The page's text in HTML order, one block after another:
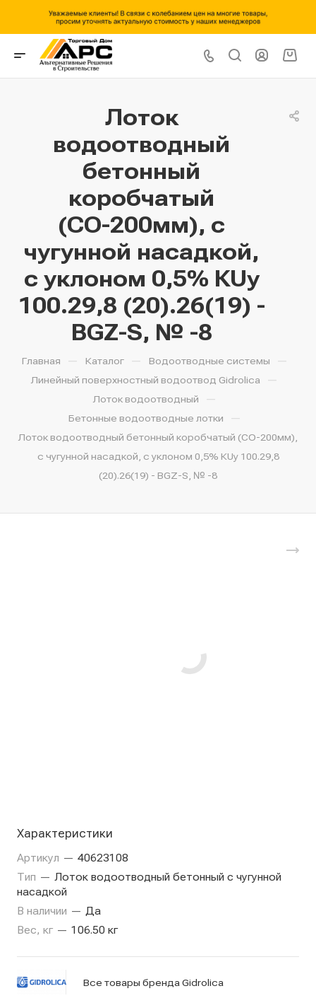
Лоток
водоотводный
бетонный
коробчатый
(СО-200мм), с
чугунной насадкой,
с уклоном 0,5% КUу
100.29,8 (20).26(19) -
BGZ-S, № -8
Главная — Каталог — Водоотводные системы —
Линейный поверхностный водоотвод Gidrolica —
Лоток водоотводный —
Бетонные водоотводные лотки —
Лоток водоотводный бетонный коробчатый (СО-200мм),
с чугунной насадкой, с уклоном 0,5% КUу 100.29,8
(20).26(19) - BGZ-S, № -8
Характеристики
Артикул — 40623108
Тип — Лоток водоотводный бетонный с чугунной
насадкой
В наличии — Да
Вес, кг — 106.50 кг
Все товары бренда Gidrolica